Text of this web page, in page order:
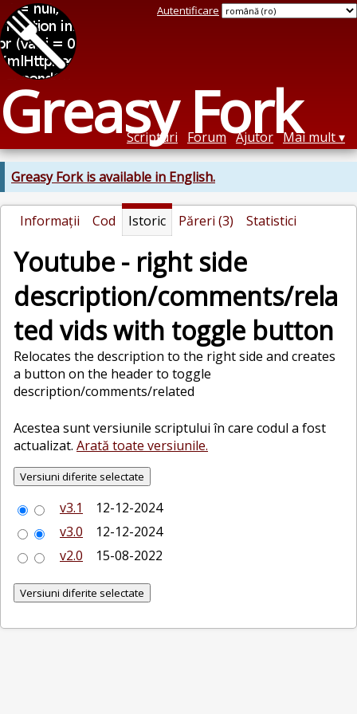
Greasy Fork
Autentificare
Scripturi Forum Ajutor Mai mult
Greasy Fork is available in English.
Informații Cod Istoric Păreri (3) Statistici
Youtube - right side
description/comments/rela
ted vids with toggle button
Relocates the description to the right side and creates
a button on the header to toggle
description/comments/related
Acestea sunt versiunile scriptului în care codul a fost
actualizat. Arată toate versiunile.
v3.1
12-12-2024
v3.0
12-12-2024
v2.0
15-08-2022